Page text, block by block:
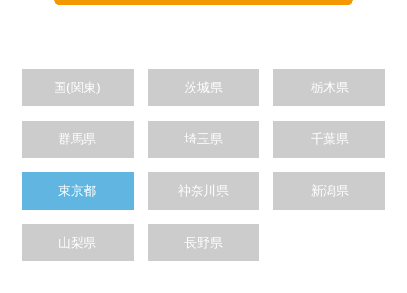
国(関東) 茨城県 栃木県
群馬県 埼玉県 千葉県
東京都 神奈川県 新潟県
山梨県 長野県